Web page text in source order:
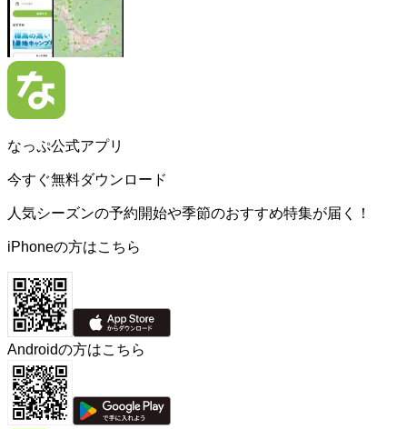
なっぷ公式アプリ
今すぐ無料ダウンロード
人気シーズンの予約開始や季節のおすすめ特集が届く！
iPhoneの方はこちら
Androidの方はこちら